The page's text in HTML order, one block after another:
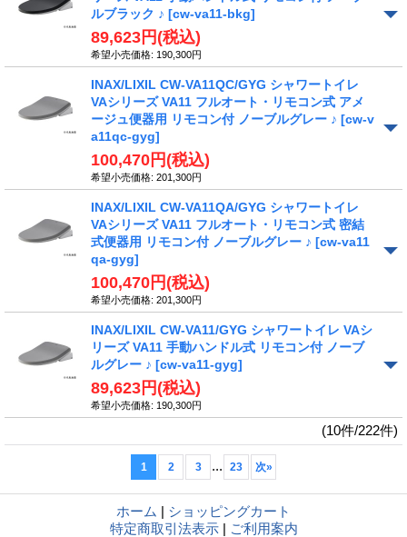
ルブラック ♪ [cw-va11-bkg]
89,623円 (税込)
希望小売価格: 190,300円
INAX/LIXIL CW-VA11QC/GYG シャワートイレ
VAシリーズ VA11 フルオート・リモコン式 アメ
ージュ便器用 リモコン付 ノーブルグレー ♪ [cw-v
a11qc-gyg]
100,470円 (税込)
希望小売価格: 201,300円
INAX/LIXIL CW-VA11QA/GYG シャワートイレ
VAシリーズ VA11 フルオート・リモコン式 密結
式便器用 リモコン付 ノーブルグレー ♪ [cw-va11
qa-gyg]
100,470円 (税込)
希望小売価格: 201,300円
INAX/LIXIL CW-VA11/GYG シャワートイレ VAシ
リーズ VA11 手動ハンドル式 リモコン付 ノーブ
ルグレー ♪ [cw-va11-gyg]
89,623円 (税込)
希望小売価格: 190,300円
(10件/222件)
1 2 3 ... 23 次»
ホーム | ショッピングカート
特定商取引法表示 | ご利用案内